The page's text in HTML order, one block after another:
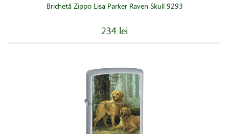
Brichetă Zippo Lisa Parker Raven Skull 9293
234 lei